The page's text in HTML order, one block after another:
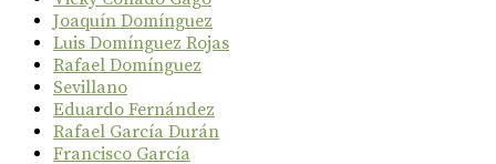
Joaquín Domínguez
Luis Domínguez Rojas
Rafael Domínguez
Sevillano
Eduardo Fernández
Rafael García Durán
Francisco García